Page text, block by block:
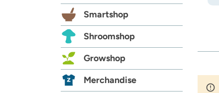
Female Seeds
French Touch Seeds
Garden of Green
GeneSeeds
G13 Labs
Grass-O-Matic
Smartshop
Shroomshop
Growshop
Merchandise